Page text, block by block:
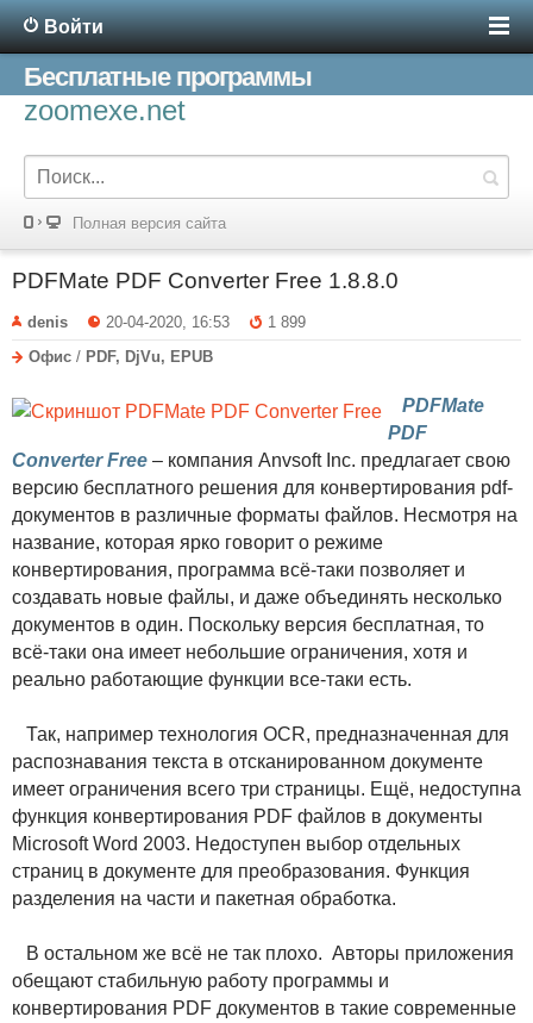
Войти
Бесплатные программы
zoomexe.net
Полная версия сайта
PDFMate PDF Converter Free 1.8.8.0
denis 20-04-2020, 16:53
1 899
Офис / PDF, DjVu, EPUB
PDFMate
PDF
Converter Free – компания Anvsoft Inc. предлагает свою
версию бесплатного решения для конвертирования pdf-
документов в различные форматы файлов. Несмотря на
название, которая ярко говорит о режиме
конвертирования, программа всё-таки позволяет и
создавать новые файлы, и даже объединять несколько
документов в один. Поскольку версия бесплатная, то
всё-таки она имеет небольшие ограничения, хотя и
реально работающие функции все-таки есть.
Так, например технология OCR, предназначенная для
распознавания текста в отсканированном документе
имеет ограничения всего три страницы. Ещё, недоступна
функция конвертирования PDF файлов в документы
Microsoft Word 2003. Недоступен выбор отдельных
страниц в документе для преобразования. Функция
разделения на части и пакетная обработка.
В остальном же всё не так плохо. Авторы приложения
обещают стабильную работу программы и
конвертирования PDF документов в такие современные